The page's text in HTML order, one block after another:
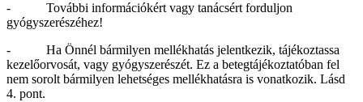
- További információkért vagy tanácsért forduljon
gyógyszerészéhez!
- Ha Önnél bármilyen mellékhatás jelentkezik, tájékoztassa
kezelőorvosát, vagy gyógyszerészét. Ez a betegtájékoztatóban fel
nem sorolt bármilyen lehetséges mellékhatásra is vonatkozik. Lásd
4. pont.